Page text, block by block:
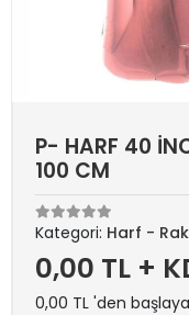
P- HARF 40
100 CM
Kategori: Harf -
0,00 TL +
0,00 TL 'den